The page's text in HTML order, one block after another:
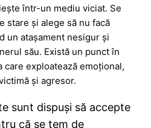
într-un mediu viciat. Se
stare și alege să nu facă
un atașament nesigur și
său. Există un punct în
care exploatează emoțional,
și agresor.
sunt dispuși să accepte
că se tem de